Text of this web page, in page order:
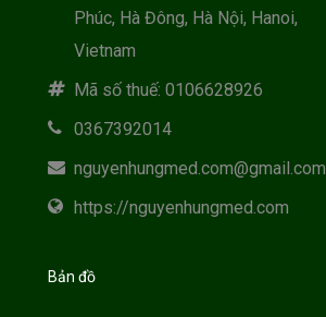
Phúc, Hà Đông, Hà Nội, Hanoi,
Vietnam
Mã số thuế: 0106628926
0367392014
nguyenhungmed.com@gmail.com
https://nguyenhungmed.com
Bản đồ